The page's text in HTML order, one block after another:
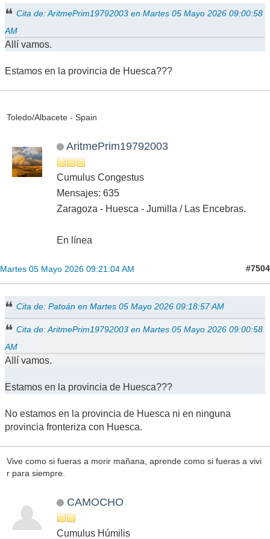
Cita de: AritmePrim19792003 en Martes 05 Mayo 2026 09:00:58
AM
Allí vamos.
Estamos en la provincia de Huesca???
Toledo/Albacete - Spain
AritmePrim19792003
Cumulus Congestus
Mensajes: 635
Zaragoza - Huesca - Jumilla / Las Encebras.
En línea
Martes 05 Mayo 2026 09:21:04 AM #7504
Cita de: Patoán en Martes 05 Mayo 2026 09:18:57 AM
Cita de: AritmePrim19792003 en Martes 05 Mayo 2026 09:00:58
AM
Allí vamos.
Estamos en la provincia de Huesca???
No estamos en la provincia de Huesca ni en ninguna
provincia fronteriza con Huesca.
Vive como si fueras a morir mañana, aprende como si fueras a vivi
r para siempre.
CAMOCHO
Cumulus Húmilis